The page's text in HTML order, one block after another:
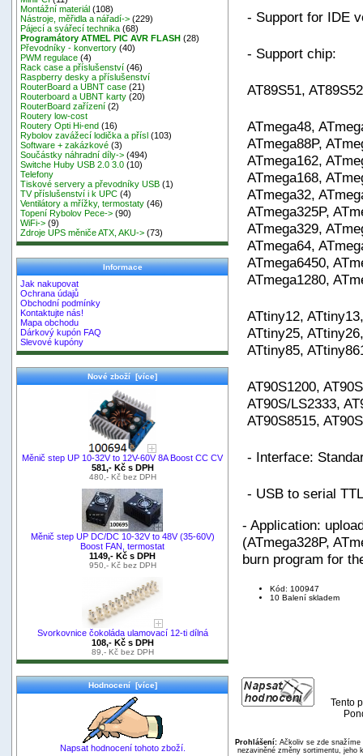
Montážní materiál (108)
Nástroje, měřidla a nářadí-> (229)
Pájecí a svářecí technika (68)
Programátory ATMEL PIC AVR FLASH (28)
Převodníky - konvertory (40)
PWM regulace (4)
Rack case a příslušenství (46)
Raspberry desky a příslušenství
RouterBoard a UBNT case (21)
Routerboard a UBNT karty (20)
RouterBoard zařízení (2)
Routery low-cost
Routery Opti Hi-end (16)
Rybolov zavážecí lodička a přísl (103)
Software + zakázkové (3)
Součástky náhradní díly-> (494)
Switche Huby USB 2.0 3.0 (10)
Telefony
Tiskové servery a převodníky USB (1)
TV příslušenství i k UPC (4)
Ventilátory a mřížky, termostaty (46)
Topení Rybolov Pece-> (90)
WiFi-> (9)
Zdroje UPS měniče ATX, AKU-> (73)
Informace
Jak nakupovat
Ochrana údajů
Obchodní podmínky
Kontaktujte nás!
Mapa obchodu
Dárkový kupón FAQ
Slevové kupóny
Nové zboží [více]
Měnič step UP 10-32V to 12V-60V 8A Boost CC CV
581,- Kč s DPH
480,- Kč bez DPH
Měnič step UP DC/DC 10-32V to 48V (35-60V)
Boost FAN, termostat
1149,- Kč s DPH
950,- Kč bez DPH
Svorkovnice čokoláda ulamovací 12-ti dílná
108,- Kč s DPH
89,- Kč bez DPH
Hodnocení [více]
Napsat hodnocení tohoto zboží.
- Support for IDE
- Support chip:
AT89S51,
ATmega48,
ATmega88P,
ATmega162,
ATmega168,
ATmega32,
ATmega325P,
ATmega329,
ATmega64,
ATmega6450,
ATmega1280,
ATtiny12,
ATtiny25,
ATtiny85,
AT90S1200,
AT90S/LS2333,
AT90S8515,
- Interface:
- USB to serial
- Application:
(ATmega328P,
burn program for
Kód: 100947
10 Balení skladem
Tento
Prohlášení:Ačkoliv se zde snažíme
nezaviněné změny sortimentu, jeho